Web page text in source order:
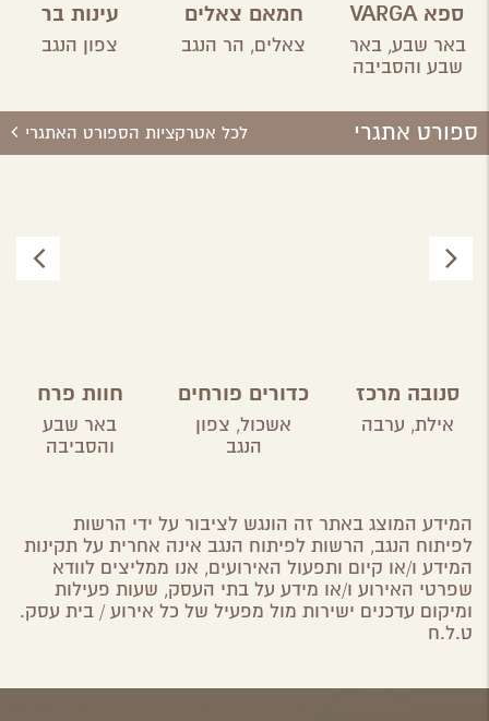
ספא VARGA
באר שבע,באר
שבע והסביבה
חמאם צאלים
צאלים, הר הנגב
עינות בר
טיפולים
וחוויות במים
צפון הנגב
ספורט אתגרי לכל אטרקציות הספורט האתגרי
סנובה מרכז
צלילהאילת, ערבה
כדורים פורחים
ברוחמה
אשכול, צפון
הנגב
חוות פרח
בכרמים
באר שבע
והסביבה
המידע המוצג באתר זה הונגש לציבור על ידי הרשות
לפיתוח הנגב, הרשות לפיתוח הנגב אינה אחרית על תקינות
המידע ו/או קיום ותפעול האירועים, אנו ממליצים לוודא
שפרטי האירוע ו/או מידע על בתי העסק, שעות פעילות
ומיקום עדכנים ישירות מול מפעיל של כל אירוע / בית עסק.
ט.ל.ח